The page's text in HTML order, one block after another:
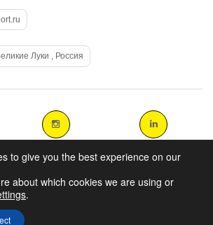
Луки , Россия
- Web Design by ArtAbout.gr
to give you the best experience on our
about which cookies we are using or
.